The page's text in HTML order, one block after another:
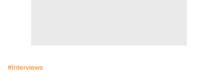
#Interviews